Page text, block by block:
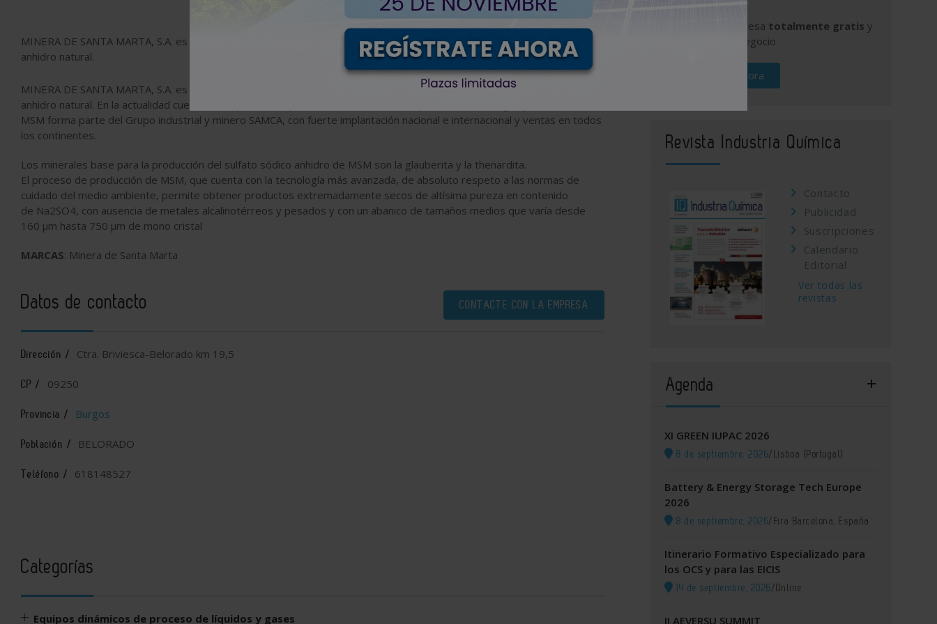
MINERA DE SANTA MARTA, S.A. es una compañía española líder en la producción y comercialización de sulfato sódico
anhidro natural.
MINERA DE SANTA MARTA, S.A. es una compañía española líder en la producción y comercialización de sulfato sódico
anhidro natural. En la actualidad cuenta con 2 plantas de producción ubicadas en las provincias de Burgos y Toledo.
MSM forma parte del Grupo industrial y minero SAMCA, con fuerte implantación nacional e internacional y ventas en todos
los continentes.
Los minerales base para la producción del sulfato sódico anhidro de MSM son la glauberita y la thenardita.
El proceso de producción de MSM, que cuenta con la tecnología más avanzada, de absoluto respeto a las normas de
cuidado del medio ambiente, permite obtener productos extremadamente secos de altísima pureza en contenido
de Na2SO4, con ausencia de metales alcalinotérreos y pesados y con un abanico de tamaños medios que varía desde
160 µm hasta 750 µm de mono cristal
MARCAS: Minera de Santa Marta
Datos de contacto CONTACTE CON LA EMPRESA
Dirección / Ctra. Briviesca-Belorado km 19,5
CP / 09250
Provincia / Burgos
Población / BELORADO
Teléfono / 618148527
Categorías
Equipos dinámicos de proceso de líquidos y gases
Publique su empresa totalmente gratis y
promocione su negocio
Regístrese ahora
Revista Industria Química
Contacto
Publicidad
Suscripciones
Calendario
Editorial
Ver todas las
revistas
Agenda
XI GREEN IUPAC 2026
8 de septiembre, 2026/Lisboa (Portugal)
Battery & Energy Storage Tech Europe
2026
8 de septiembre, 2026/Fira Barcelona, España
Itinerario Formativo Especializado para
los OCS y para las EICIS
14 de septiembre, 2026/Online
II AEVERSU SUMMIT